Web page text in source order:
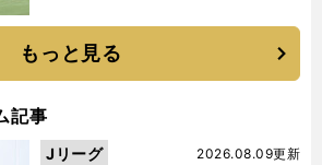
もっと見る
記事
2026.08.09更新
Jリーグ